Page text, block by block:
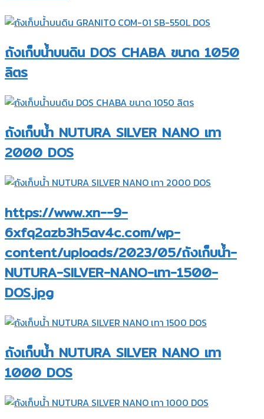
ถังเก็บน้ำบนดิน DOS CHABA ขนาด 1050
ลิตร
ถังเก็บน้ำ NUTURA SILVER NANO เทา
2000 DOS
https://www.xn--9-
6xfq2azb3h5av4c.com/wp-
content/uploads/2023/05/ถังเก็บน้ำ-
NUTURA-SILVER-NANO-เทา-1500-
DOS.jpg
ถังเก็บน้ำ NUTURA SILVER NANO เทา
1000 DOS